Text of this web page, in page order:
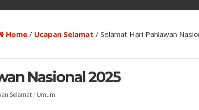
Home/ Ucapan Selamat / Selamat Hari Pahlawan
Nasional 2025
Selamat/ Umum